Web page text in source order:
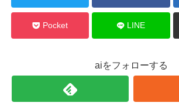
Pocket LINE
aiをフォローする